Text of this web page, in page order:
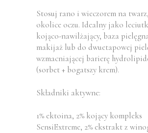
Stosuj rano i wieczorem na
okolice oczu. Idealny jako
kojąco-nawilżający, baza
makijaż lub do dwuetapowej
wzmacniającej barierę
(sorbet + bogatszy krem).
Składniki aktywne:
1% ektoina, 2% kojący kompleks
SensiExtreme, 2% ekstrakt z